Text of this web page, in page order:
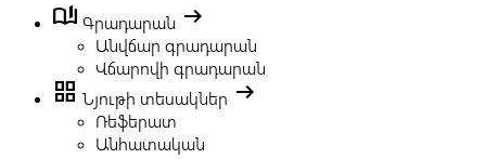
book_ribbon Գրադարան arrow_right_alt
Անվճար գրադարան
Վճարովի գրադարան
grid_view Նյութի տեսակներ arrow_right_alt
Ռեֆերատ
Անհատական